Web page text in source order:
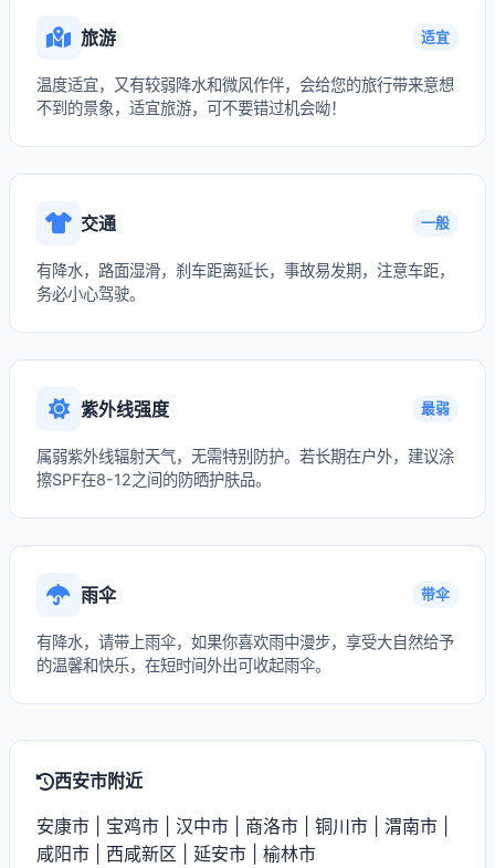
旅游 适宜
温度适宜，又有较弱降水和微风作伴，会给您的旅行带来意想
不到的景象，适宜旅游，可不要错过机会呦！
交通 一般
有降水，路面湿滑，刹车距离延长，事故易发期，注意车距，
务必小心驾驶。
紫外线强度 最弱
属弱紫外线辐射天气，无需特别防护。若长期在户外，建议涂
擦SPF在8-12之间的防晒护肤品。
雨伞 带伞
有降水，请带上雨伞，如果你喜欢雨中漫步，享受大自然给予
的温馨和快乐，在短时间外出可收起雨伞。
西安市附近
安康市 宝鸡市 汉中市 商洛市 铜川市 渭南市
咸阳市
西咸新区 延安市 榆林市